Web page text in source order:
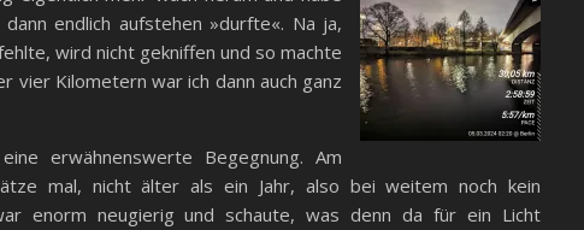
endlich aufstehen »durfte«. Na ja,
wird nicht gekniffen und so machte
vier Kilometern war ich dann auch ganz
erwähnenswerte Begegnung. Am
mal, nicht älter als ein Jahr, also bei weitem noch kein
enorm neugierig und schaute, was denn da für ein Licht